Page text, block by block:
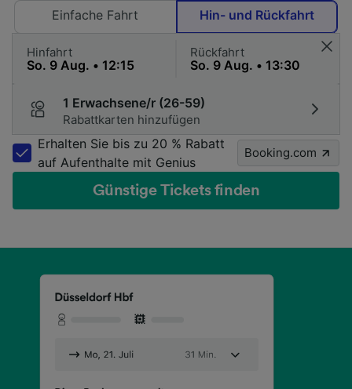
Einfache Fahrt
Hin- und Rückfahrt
Hinfahrt Rückfahrt
1 Erwachsene/r (26-59)
Rabattkarten hinzufügen
Erhalten Sie bis zu 20 % Rabatt
auf Aufenthalte mit Genius
Booking.com
Günstige Tickets finden